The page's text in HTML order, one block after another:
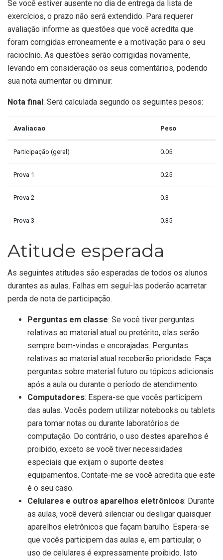
Se você estiver ausente no dia de entrega da lista de
exercícios, o prazo não será extendido. Para requerer
avaliação informe as questões que você acredita que
foram corrigidas erroneamente e a motivação para o seu
raciocínio. As questões serão corrigidas novamente,
levando em consideração os seus comentários, podendo
sua nota aumentar ou diminuir.
Nota final: Será calculada segundo os seguintes pesos:
Avaliacao Peso
Participação (geral) 0.05
Prova 1 0.25
Prova 2 0.3
Prova 3 0.35
Atitude esperada
As seguintes atitudes são esperadas de todos os alunos
durantes as aulas. Falhas em seguí-las poderão acarretar
perda de nota de participação.
Perguntas em classe: Se você tiver perguntas
relativas ao material atual ou pretérito, elas serão
sempre bem-vindas e encorajadas. Perguntas
relativas ao material atual receberão prioridade. Faça
perguntas sobre material futuro ou tópicos adicionais
após a aula ou durante o período de atendimento.
Computadores: Espera-se que vocês participem
das aulas. Vocês podem utilizar notebooks ou tablets
para tomar notas ou durante laboratórios de
computação. Do contrário, o uso destes aparelhos é
proibido, exceto se você tiver necessidades
especiais que exijam o suporte destes
equipamentos. Contate-me se você acredita que este
é o seu caso.
Celulares e outros aparelhos eletrônicos: Durante
as aulas, você deverá silenciar ou desligar quaisquer
aparelhos eletrônicos que façam barulho. Espera-se
que vocês participem das aulas e, em particular, o
uso de celulares é expressamente proibido. Isto